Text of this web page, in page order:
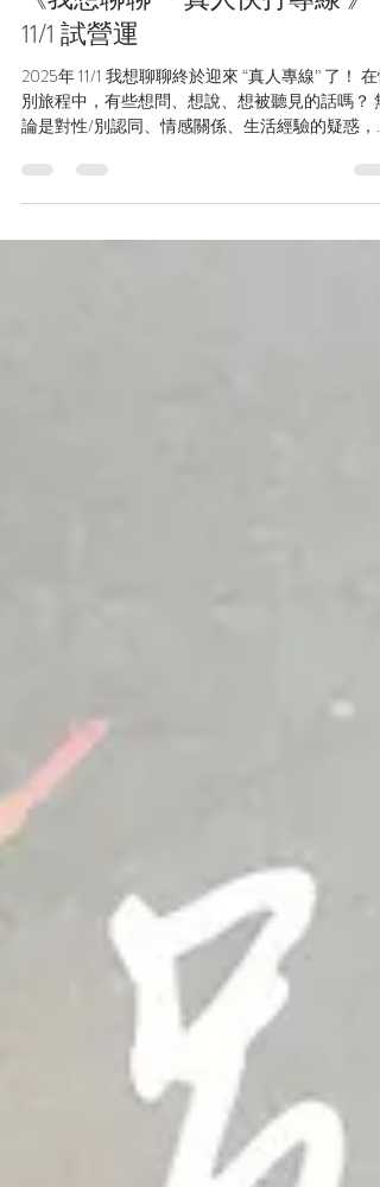
2025年10月13日
讀畢需時 1 分鐘
《我想聊聊 ・真人快打專線 》
11/1 試營運
2025年 11/1 我想聊聊終於迎來 “真人專線” 了！ 在
別旅程中，有些想問、想說、想被聽見的話嗎？ 無
們聊聊吧 ：） 專線電話： 0900-497-023 服務時